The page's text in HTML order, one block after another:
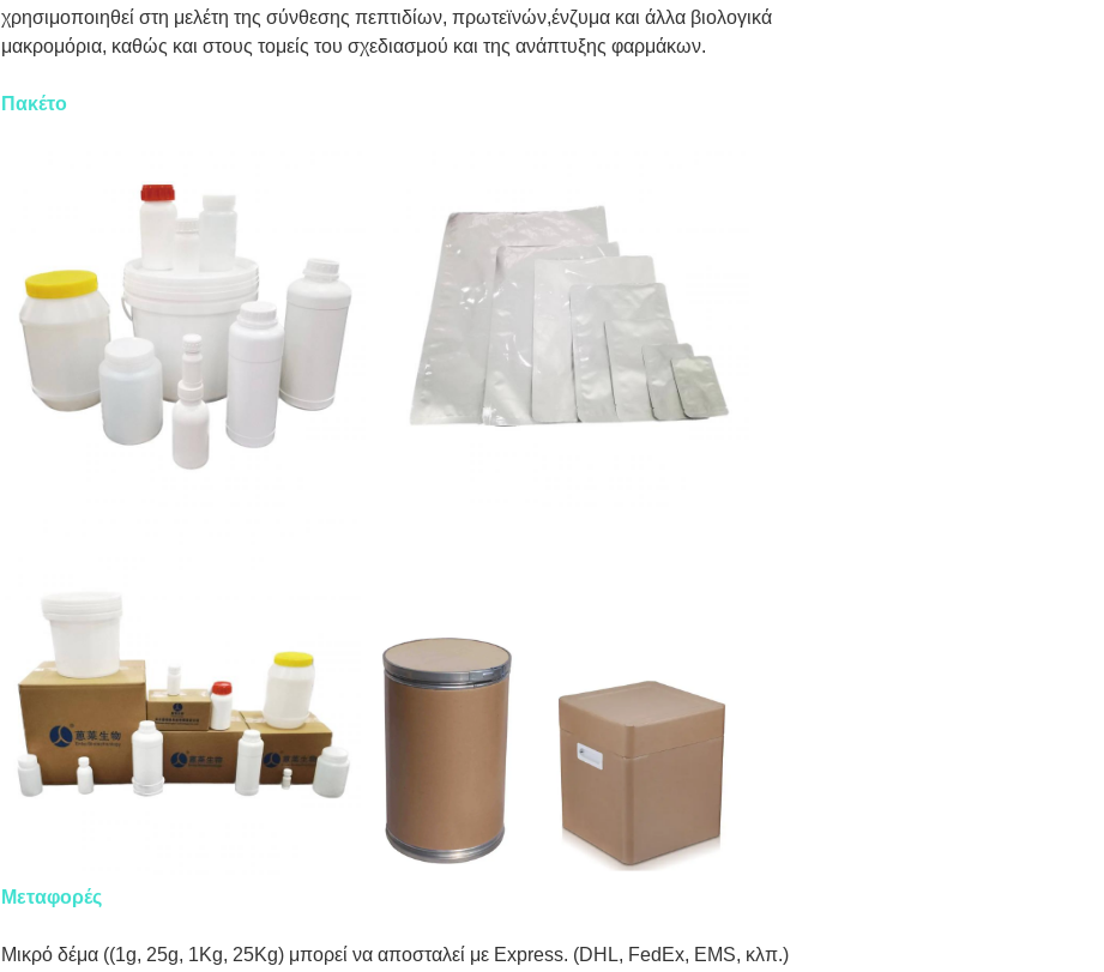
χρησιμοποιηθεί στη μελέτη της σύνθεσης πεπτιδίων, πρωτεϊνών,ένζυμα και άλλα βιολογικά
μακρομόρια, καθώς και στους τομείς του σχεδιασμού και της ανάπτυξης φαρμάκων.
Πακέτο
Μεταφορές
Μικρό δέμα ((1g, 25g, 1Kg, 25Kg) μπορεί να αποσταλεί με Express. (DHL, FedEx, EMS, κλπ.)